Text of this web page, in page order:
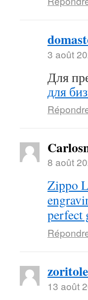
3 août
Для
для
8 août
Zippo
perfect
13 août